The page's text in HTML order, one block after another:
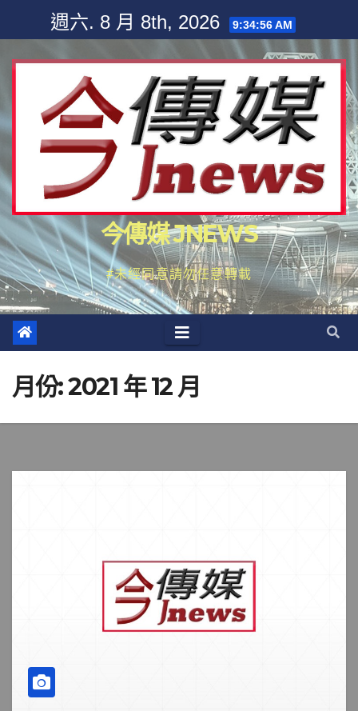
content
週六. 8 月 8th, 2026 9:34:57 AM
今傳媒 JNEWS
#未經同意請勿任意轉載
月份:2021 年 12 月